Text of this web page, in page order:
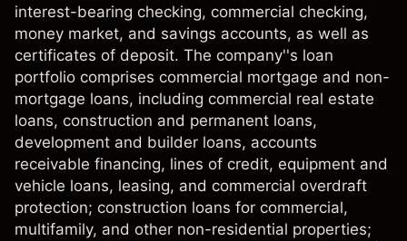
interest-bearing checking, commercial checking,
money market, and savings accounts, as well as
certificates of deposit. The company''s loan
portfolio comprises commercial mortgage and non-
mortgage loans, including commercial real estate
loans, construction and permanent loans,
development and builder loans, accounts
receivable financing, lines of credit, equipment and
vehicle loans, leasing, and commercial overdraft
protection; construction loans for commercial,
multifamily, and other non-residential properties;